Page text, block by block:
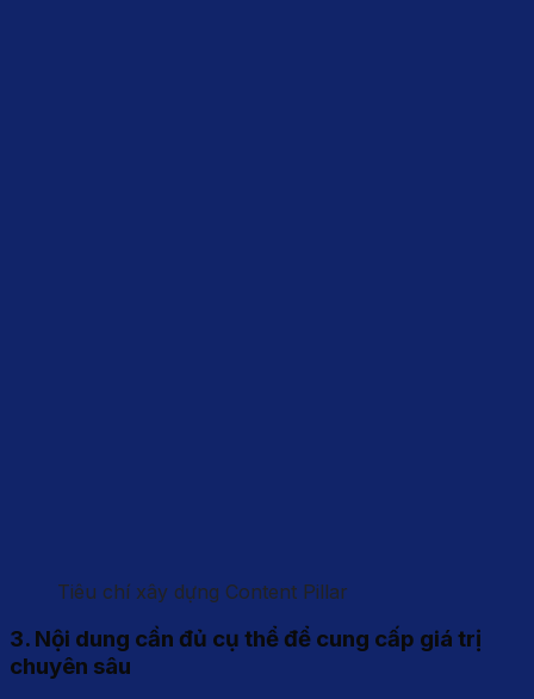
Tiêu chí xây dựng Content Pillar
3. Nội dung cần đủ cụ thể để cung cấp giá trị
chuyên sâu